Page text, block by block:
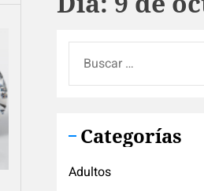
Categorías
Adultos